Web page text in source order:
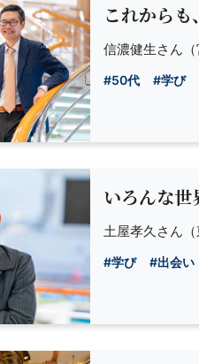
これからも
信濃健生さん
#50代 #学び
いろんな世
土屋孝久さん
#学び #出会い